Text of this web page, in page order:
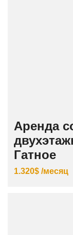
Аренда
Гатное
1.320$ /месяц